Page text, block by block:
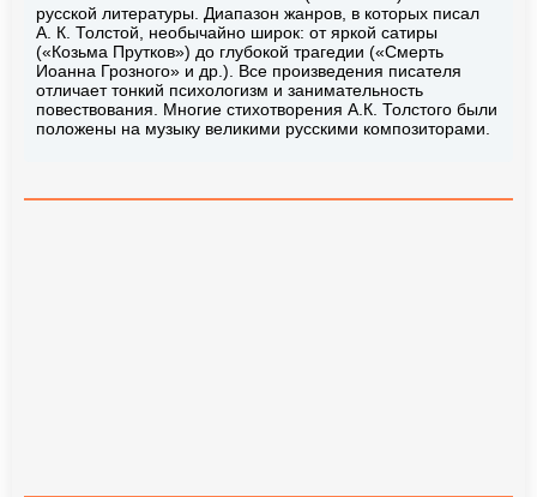
русской литературы. Диапазон жанров, в которых писал
А. К. Толстой, необычайно широк: от яркой сатиры
(«Козьма Прутков») до глубокой трагедии («Смерть
Иоанна Грозного» и др.). Все произведения писателя
отличает тонкий психологизм и занимательность
повествования. Многие стихотворения А.К. Толстого были
положены на музыку великими русскими композиторами.